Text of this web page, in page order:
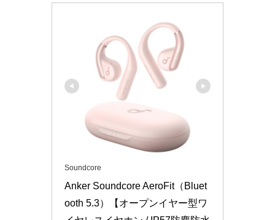
Soundcore
Anker Soundcore AeroFit（Bluet
ooth 5.3）【オープンイヤー型ワ